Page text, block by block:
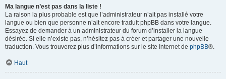
Ma langue n’est pas dans la liste !
La raison la plus probable est que l’administrateur n’ait pas installé votre
langue ou bien que personne n’ait encore traduit phpBB dans votre langue.
Essayez de demander à un administrateur du forum d’installer la langue
désirée. Si elle n’existe pas, n’hésitez pas à créer et partager une nouvelle
traduction. Vous trouverez plus d’informations sur le site Internet de phpBB®.
Haut